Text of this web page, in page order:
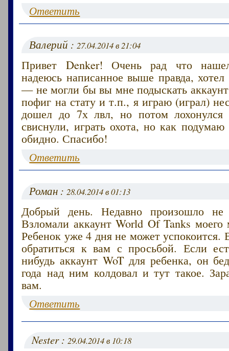
Ответить
Валерий :27.04.2014 в 21:04
Привет Denker! Очень рад что
надеюсь написанное выше правда,
— не могли бы вы мне подыскать
пофиг на стату и т.п., я играю (играл)
дошел до 7х лвл, но потом
свиснули, играть охота, но как подумаю
обидно. Спасибо!
Ответить
Роман :28.04.2014 в 01:13
Добрый день. Недавно произошло не
Взломали аккаунт World Of Tanks
Ребенок уже 4 дня не может успокоится.
обратиться к вам с просьбой. Если
нибудь аккаунт WoT для ребенка, он
года над ним колдовал и тут такое.
вам.
Ответить
Nester :29.04.2014 в 10:18